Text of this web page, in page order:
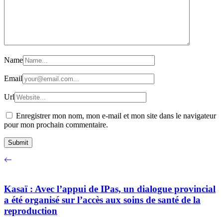
Name
Email
Url
Enregistrer mon nom, mon e-mail et mon site dans le navigateur
pour mon prochain commentaire.
Kasaï : Avec l’appui de IPas, un dialogue provincial
a été organisé sur l’accès aux soins de santé de la
reproduction